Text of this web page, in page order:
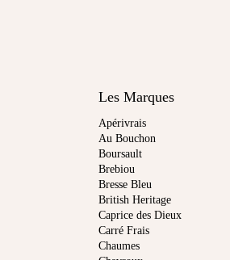
Les Marques
Apérivrais
Au Bouchon
Boursault
Brebiou
Bresse Bleu
British Heritage
Caprice des Dieux
Carré Frais
Chaumes